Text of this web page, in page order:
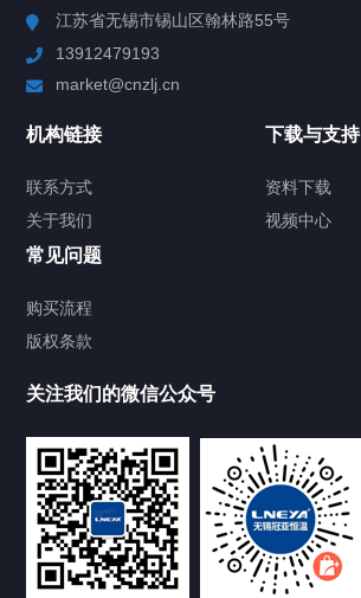
Chiller高精度制冷循环器
TCU温度控制单元
Chiller气体控温系统
Chamber试验箱
FREEZER低温箱
江苏省无锡市锡山区翰林路55号
13912479193
market@cnzlj.cn
机构链接
联系方式
关于我们
下载与支持
资料下载
视频中心
常见问题
购买流程
版权条款
关注我们的微信公众号